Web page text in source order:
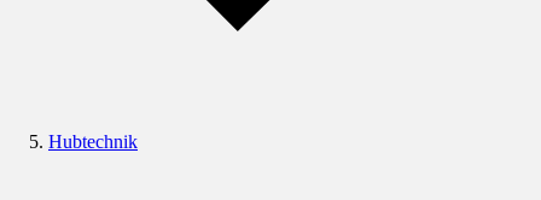
Hubtechnik